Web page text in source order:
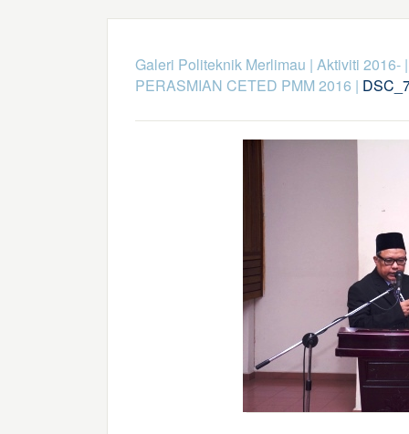
Galeri Politeknik Merlimau | Aktiviti 2016-
PERASMIAN CETED PMM 2016 |